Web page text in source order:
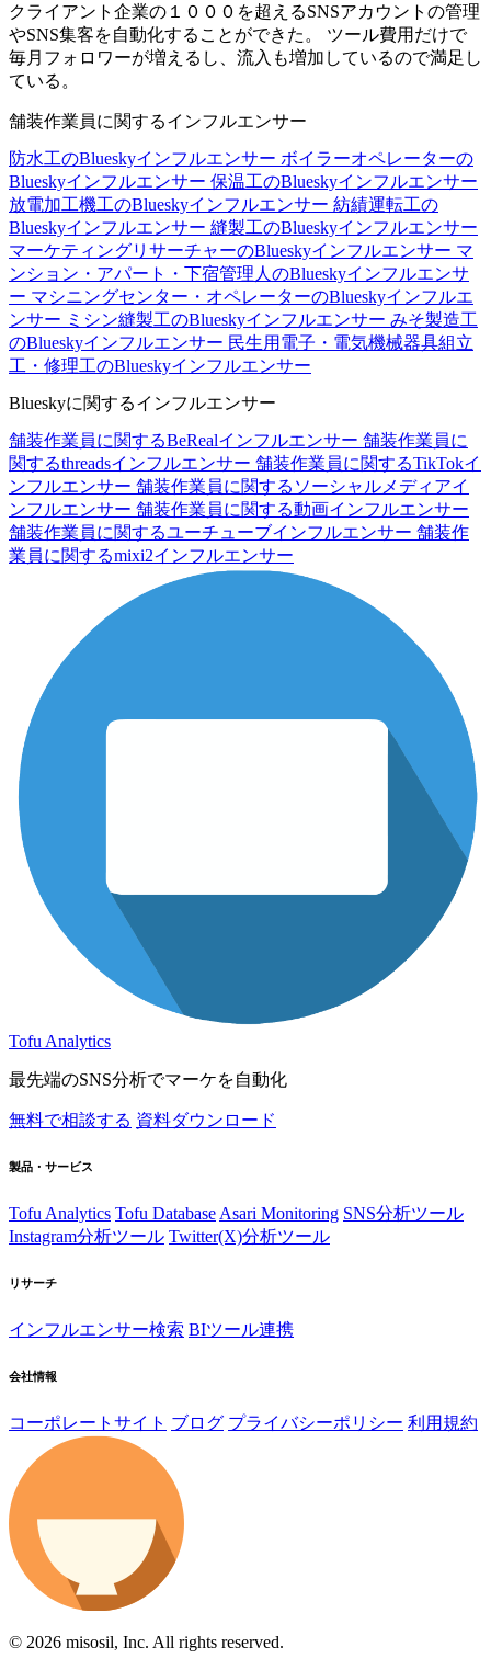
クライアント企業の１０００を超えるSNSアカウントの管理
やSNS集客を自動化することができた。 ツール費用だけで
毎月フォロワーが増えるし、流入も増加しているので満足し
ている。
舗装作業員に関するインフルエンサー
防水工のBlueskyインフルエンサー ボイラーオペレーターの
Blueskyインフルエンサー 保温工のBlueskyインフルエンサー
放電加工機工のBlueskyインフルエンサー 紡績運転工の
Blueskyインフルエンサー 縫製工のBlueskyインフルエンサー
マーケティングリサーチャーのBlueskyインフルエンサー マ
ンション・アパート・下宿管理人のBlueskyインフルエンサ
ー マシニングセンター・オペレーターのBlueskyインフルエ
ンサー ミシン縫製工のBlueskyインフルエンサー みそ製造工
のBlueskyインフルエンサー 民生用電子・電気機械器具組立
工・修理工のBlueskyインフルエンサー
Blueskyに関するインフルエンサー
舗装作業員に関するBeRealインフルエンサー 舗装作業員に
関するthreadsインフルエンサー 舗装作業員に関するTikTokイ
ンフルエンサー 舗装作業員に関するソーシャルメディアイ
ンフルエンサー 舗装作業員に関する動画インフルエンサー
舗装作業員に関するユーチューブインフルエンサー 舗装作
業員に関するmixi2インフルエンサー
Tofu Analytics
最先端のSNS分析でマーケを自動化
無料で相談する 資料ダウンロード
製品・サービス
Tofu Analytics Tofu Database Asari Monitoring SNS分析ツール
Instagram分析ツール Twitter(X)分析ツール
リサーチ
インフルエンサー検索 BIツール連携
会社情報
コーポレートサイト ブログ プライバシーポリシー 利用規約
© 2026 misosil, Inc. All rights reserved.